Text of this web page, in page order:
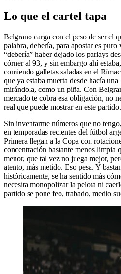
Lo que el cartel tapa
Belgrano carga con el peso de ser el
palabra, debería, para apostar es
“debería” haber dejado los parlays
córner al 93, y sin embargo ahí
comiendo galletas saladas en el
que ya estaba muerta desde hacía
mirándola, como un piña. Con
mercado te cobra esa obligación, no
real que puede mostrar en este partido.
Sin inventarme números que no
en temporadas recientes del fútbol
Primera llegan a la Copa con
concentración bastante menos limpia
menor, que tal vez no juega mejor,
atento, más metido. Eso pesa. Y
históricamente, se ha sentido más
necesita monopolizar la pelota ni
partido se pone feo, trabado, medio